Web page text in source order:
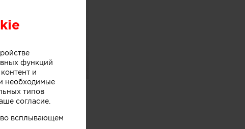
Twocan,
в одном из
функций
и
необходимые
типов
согласие.
во всплывающем